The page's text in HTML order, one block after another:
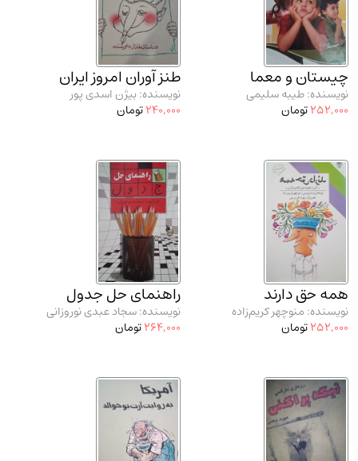
مدرسان شریف و انتشارت ارشد کتاب‌های..(2)
دانشگاه پیامـ نور
چیستان و معما
نویسنده: طیبه سلیمی
252,000تومان
طنز آوران امروز ایران
نویسنده: بیژن اسدی پور
240,000تومان
همه حق دارند
نویسنده: منوچهر کریم‌زاده
252,000تومان
راهنمای حل جدول
نویسنده: سجاد عبدی نوروزانی
264,000تومان